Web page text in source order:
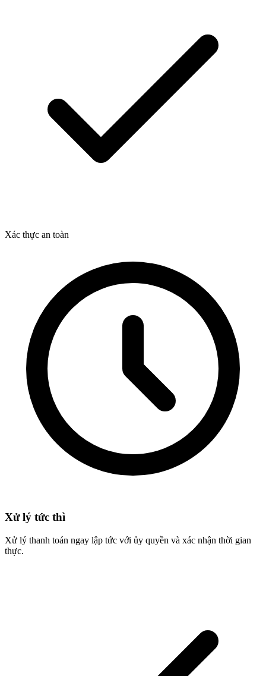
Xác thực an toàn
Xử lý tức thì
Xử lý thanh toán ngay lập tức với ủy quyền và xác nhận thời gian
thực.